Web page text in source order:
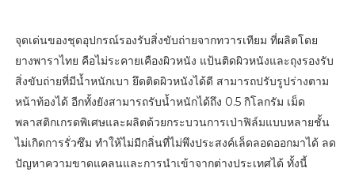
จุดเด่นของชุดอุปกรณ์รองรับสิ่งขับถ่ายจากทวารเทียม ที่ผลิตโดย
ยางพาราไทย คือไม่ระคายเคืองผิวหนัง แป้นติดผิวหนังและถุงรองรับ
สิ่งขับถ่ายที่มีน้ำหนักเบา ยึดติดผิวหนังได้ดี สามารถปรับรูปร่างตาม
หน้าท้องได้ อีกทั้งยังสามารถรับน้ำหนักได้ถึง 0.5 กิโลกรัม เม็ด
พลาสติกเกรดพิเศษและผลิตด้วยกระบวนการเป่าฟิล์มแบบหลายชั้น
ไม่เกิดการรั่วซึม ทำให้ไม่มีกลิ่นที่ไม่พึงประสงค์เล็ดลอดออกมาได้ ลด
ปัญหาความขาดแคลนและการนำเข้าจากต่างประเทศได้ ทั้งนี้